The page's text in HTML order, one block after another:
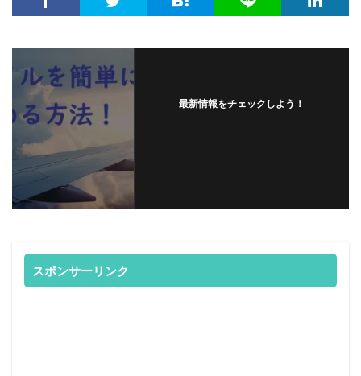
最新情報をチェックしよう！
スポンサーリンク